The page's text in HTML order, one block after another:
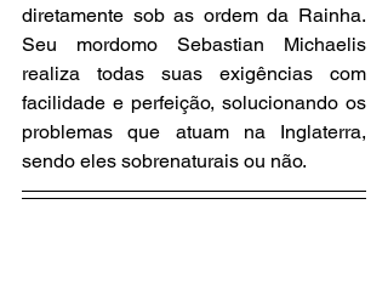
diretamente sob as ordem da Rainha.
Seu mordomo Sebastian Michaelis
realiza todas suas exigências com
facilidade e perfeição, solucionando os
problemas que atuam na Inglaterra,
sendo eles sobrenaturais ou não.